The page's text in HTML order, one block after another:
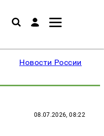
Новости России
08.07.2026, 08:22